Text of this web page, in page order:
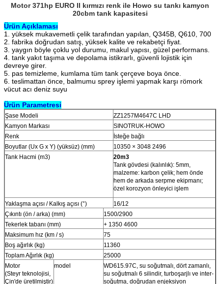
Motor 371hp EURO II kırmızı renk ile Howo su tankı kamyon
20cbm tank kapasitesi
Ürün Açıklaması
1. yüksek mukavemetli çelik tarafından yapılan, Q345B, Q610, 700
2. fabrika doğrudan satış, yüksek kalite ve rekabetçi fiyat.
3. yaygın böyle çoklu yol durumu, makul yapısı, güzel performans.
4. tank yakıt taşıma ve depolama istikrarlı, güvenli lojistik için
devreye girer.
5. pas temizleme, kumlama tüm tank çerçeve boya önce.
6. teslimattan önce, balmumu sprey işlemi yapmak karşı römork
vücut acı deniz suyu
Ürün Parametresi
Şase Modeli
ZZ1257M4647C LHD
Kamyon Markası
SINOTRUK-HOWO
Renk
İsteğe bağlı
Boyutlar (Ux G x Y) (yüksüz) (mm)
10350 × 3048 2496
Tank Hacmi (m3)
20m3
Tank gövdesi (kalınlık): 5mm,
malzeme: karbon çelik; hem önde
hem de arkada serpme ekipmanı;
özel korozyon önleyici işlem
Yaklaşma açısı / Kalkış açısı (°)
16/12
Çıkıntı (ön / arka) (mm)
1500/2900
Tekerlek tabanı (mm)
+ 1350 4600
Maksimum hız (km / s)
75
Boş ağırlık (kg)
11360
Toplam Ağırlık (kg)
25000
Motor
(Steyr teknolojisi,
Çin'de üretilmiştir)
model
WD615.97C, su soğutmalı, dört zamanlı,
su soğutmalı 6 silindir, turboşarjlı ve inter-
soğutma, doğrudan enjeksiyon